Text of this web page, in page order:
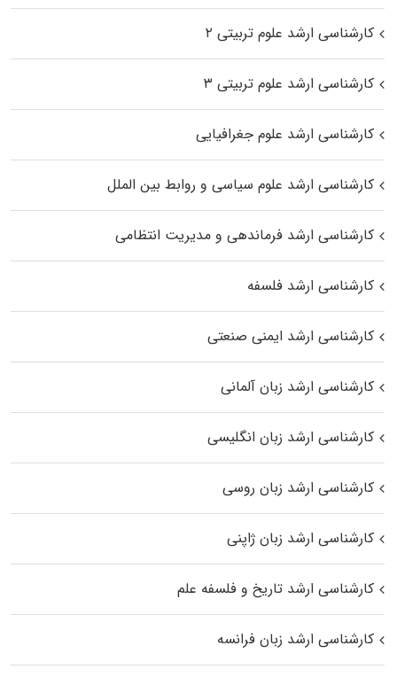
کارشناسی ارشد علوم تربیتی ۲
کارشناسی ارشد علوم تربیتی ۳
کارشناسی ارشد علوم جغرافیایی
کارشناسی ارشد علوم سیاسی و روابط بین الملل
کارشناسی ارشد فرماندهی و مدیریت انتظامی
کارشناسی ارشد فلسفه
کارشناسی ارشد ایمنی صنعتی
کارشناسی ارشد زبان آلمانی
کارشناسی ارشد زبان انگلیسی
کارشناسی ارشد زبان روسی
کارشناسی ارشد زبان ژاپنی
کارشناسی ارشد تاریخ و فلسفه علم
کارشناسی ارشد زبان فرانسه